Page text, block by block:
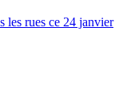
les rues ce 24 janvier